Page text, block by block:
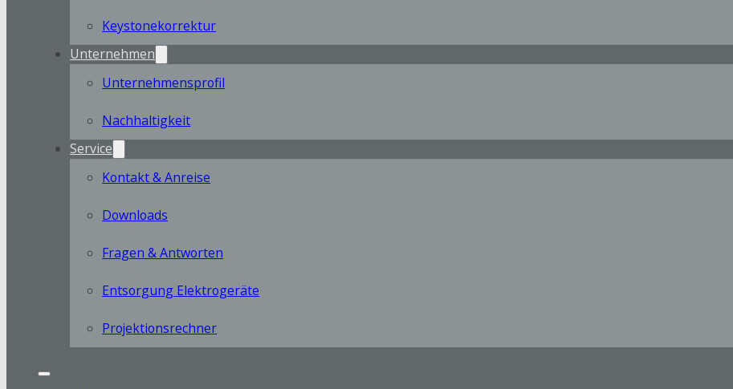
Keystonekorrektur
Unternehmen
Unternehmensprofil
Nachhaltigkeit
Service
Kontakt & Anreise
Downloads
Fragen & Antworten
Entsorgung Elektrogeräte
Projektionsrechner